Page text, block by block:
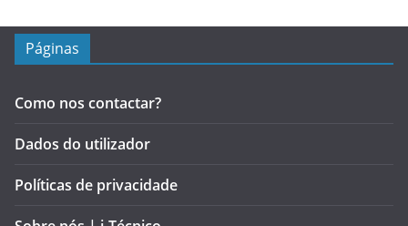
Páginas
Como nos contactar?
Dados do utilizador
Políticas de privacidade